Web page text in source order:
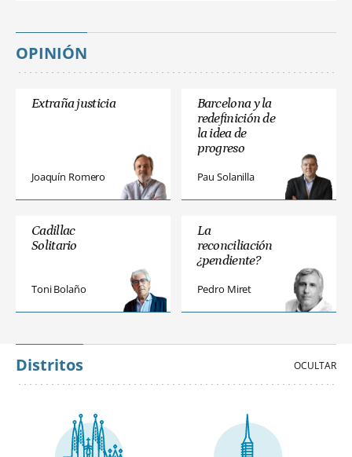
OPINIÓN
Extraña justicia
Joaquín Romero
Barcelona y la
redefinición de
la idea de
progreso
Pau Solanilla
Cadillac
Solitario
Toni Bolaño
La
reconciliación
¿pendiente?
Pedro Miret
Distritos